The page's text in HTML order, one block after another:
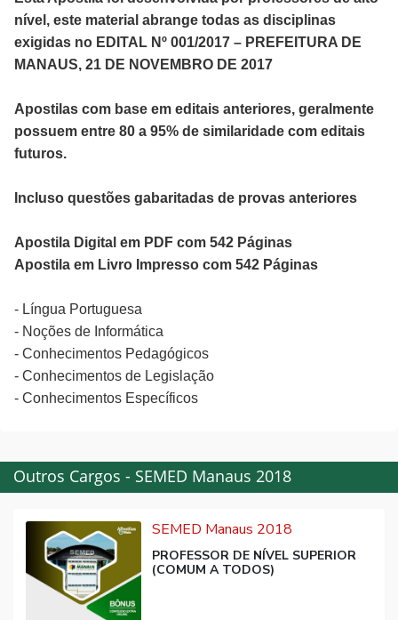
nível, este material abrange todas as disciplinas
exigidas no EDITAL Nº 001/2017 – PREFEITURA DE
MANAUS, 21 DE NOVEMBRO DE 2017
Apostilas com base em editais anteriores, geralmente
possuem entre 80 a 95% de similaridade com editais
futuros.
Incluso questões gabaritadas de provas anteriores
Apostila Digital em PDF com 542 Páginas
Apostila em Livro Impresso com 542 Páginas
- Língua Portuguesa
- Noções de Informática
- Conhecimentos Pedagógicos
- Conhecimentos de Legislação
- Conhecimentos Específicos
Outros Cargos - SEMED Manaus 2018
SEMED Manaus 2018
PROFESSOR DE NÍVEL SUPERIOR
(COMUM A TODOS)